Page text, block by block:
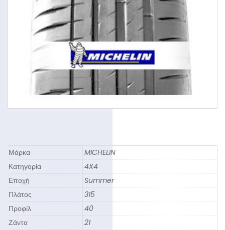
Μάρκα
MICHELIN
Κατηγορία
4X4
Εποχή
Summer
Πλάτος
315
Προφίλ
40
Ζάντα
21